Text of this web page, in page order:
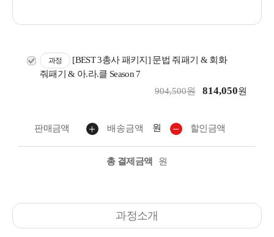
과정
[BEST 3총사 패키지] 문법 줘패기 & 회화
줘패기 & 아.라.클 Season 7
904,500원
814,050원
판매금액 배송금액 원 할인금액
총 결제금액 원
과정소개